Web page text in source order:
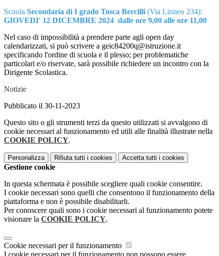
Scuola Secondaria di I grado Tosca Bercilli (Via Linneo 234):
GIOVEDI' 12 DICEMBRE 2024 dalle ore 9,00 alle ore 11,00
Nel caso di impossibilità a prendere parte agli open day
calendarizzati, si può scrivere a geic84200q@istruzione.it
specificando l'ordine di scuola e il plesso; per problematiche
particolari e/o riservate, sarà possibile richiedere un incontro con la
Dirigente Scolastica.
Notizie
Pubblicato il 30-11-2023
Questo sito o gli strumenti terzi da questo utilizzati si avvalgono di
cookie necessari al funzionamento ed utili alle finalità illustrate nella
COOKIE POLICY.
Personalizza Rifiuta tutti i cookies Accetta tutti i cookies
Gestione cookie
In questa schermata è possibile scegliere quali cookie consentire.
I cookie necessari sono quelli che consentono il funzionamento della
piattaforma e non è possibile disabilitarli.
Per conoscere quali sono i cookie necessari al funzionamento potete
visionare la COOKIE POLICY.
Cookie necessari per il funzionamento